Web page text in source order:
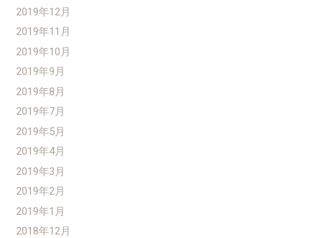
2019年12月
2019年11月
2019年10月
2019年9月
2019年8月
2019年7月
2019年5月
2019年4月
2019年3月
2019年2月
2019年1月
2018年12月